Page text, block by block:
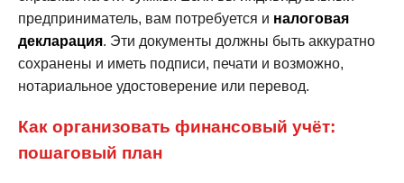
предприниматель, вам потребуется и налоговая
декларация. Эти документы должны быть аккуратно
сохранены и иметь подписи, печати и возможно,
нотариальное удостоверение или перевод.
Как организовать финансовый учёт:
пошаговый план